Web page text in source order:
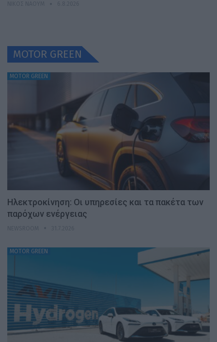
MOTOR GREEN
MOTOR GREEN
Ηλεκτροκίνηση: Οι υπηρεσίες και τα πακέτα των
παρόχων ενέργειας
MOTOR GREEN